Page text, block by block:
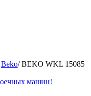
Beko/BEKO WKL 15085